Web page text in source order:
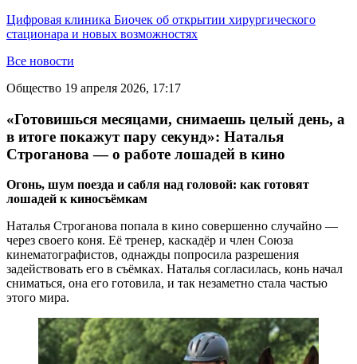
Цифровая клиника Биочек об открытии хирургического
стационара и новых возможностях
Все новости
Общество 19 апреля 2026, 17:17
«Готовишься месяцами, снимаешь целый день, а
в итоге покажут пару секунд»: Наталья
Строганова — о работе лошадей в кино
Огонь, шум поезда и сабля над головой: как готовят
лошадей к киносъёмкам
Наталья Строганова попала в кино совершенно случайно —
через своего коня. Её тренер, каскадёр и член Союза
кинематографистов, однажды попросила разрешения
задействовать его в съёмках. Наталья согласилась, конь начал
сниматься, она его готовила, и так незаметно стала частью
этого мира.